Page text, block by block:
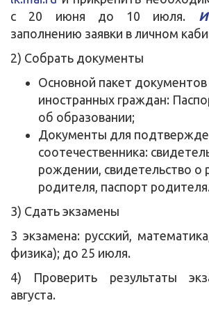
с 20 июня до 10 июля.
заполнению заявки в личном
2) Собрать документы
Основной пакет документов
иностранных граждан:
об образовании;
Документы для
соотечественника:
рождении, свидетельство о
родителя, паспорт родителя.
3) Сдать экзамены
3 экзамена: русский,
физика); до 25 июля.
4) Проверить результаты
августа.